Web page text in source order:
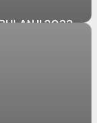
II 2022